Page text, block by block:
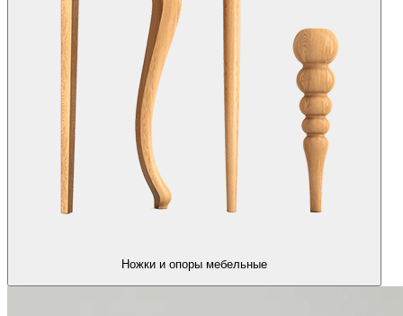
Ножки и опоры мебельные